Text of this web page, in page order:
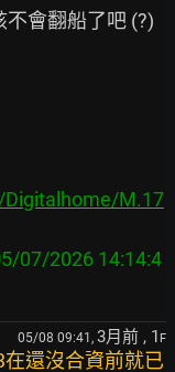
會翻船了吧 (?)
M.17
07/2026 14:14:4
05/08 09:41, 3月前 , 1 F
還沒合資前就已